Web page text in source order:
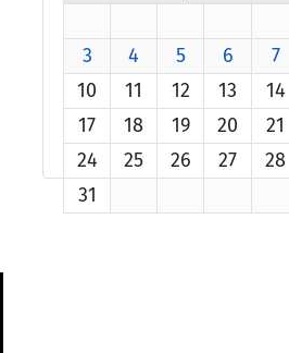
3
4 5 6 7
10
11 12 13 14
17
18 19 20 21
24
25 26 27 28
31